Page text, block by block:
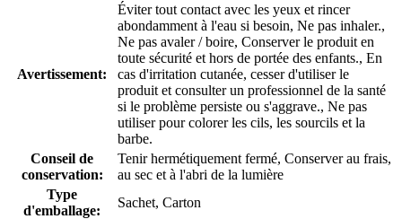
Avertissement:
Éviter tout contact avec les yeux et rincer
abondamment à l'eau si besoin, Ne pas inhaler.,
Ne pas avaler / boire, Conserver le produit en
toute sécurité et hors de portée des enfants., En
cas d'irritation cutanée, cesser d'utiliser le
produit et consulter un professionnel de la santé
si le problème persiste ou s'aggrave., Ne pas
utiliser pour colorer les cils, les sourcils et la
barbe.
Conseil de
conservation:
Tenir hermétiquement fermé, Conserver au frais,
au sec et à l'abri de la lumière
Type
d'emballage:
Sachet, Carton